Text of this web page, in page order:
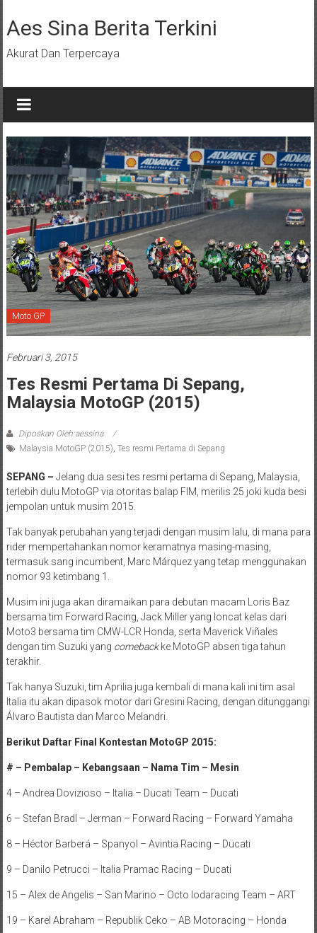
ke
konten
Aes Sina Berita Terkini
Akurat Dan Terpercaya
Moto GP
Februari 3, 2015
Tes Resmi Pertama Di Sepang,
Malaysia MotoGP (2015)
Diposkan Oleh:aessina
Malaysia MotoGP (2015), Tes resmi Pertama di Sepang
SEPANG – Jelang dua sesi tes resmi pertama di Sepang, Malaysia,
terlebih dulu MotoGP via otoritas balap FIM, merilis 25 joki kuda besi
jempolan untuk musim 2015.
Tak banyak perubahan yang terjadi dengan musim lalu, di mana para
rider mempertahankan nomor keramatnya masing-masing,
termasuk sang incumbent, Marc Márquez yang tetap menggunakan
nomor 93 ketimbang 1.
Musim ini juga akan diramaikan para debutan macam Loris Baz
bersama tim Forward Racing, Jack Miller yang loncat kelas dari
Moto3 bersama tim CMW-LCR Honda, serta Maverick Viñales
dengan tim Suzuki yang comebackke MotoGP absen tiga tahun
terakhir.
Tak hanya Suzuki, tim Aprilia juga kembali di mana kali ini tim asal
Italia itu akan dipasok motor dari Gresini Racing, dengan ditunggangi
Álvaro Bautista dan Marco Melandri.
Berikut Daftar Final Kontestan MotoGP 2015:
# – Pembalap – Kebangsaan – Nama Tim – Mesin
4 – Andrea Dovizioso – Italia – Ducati Team – Ducati
6 – Stefan Bradl – Jerman – Forward Racing – Forward Yamaha
8 – Héctor Barberá – Spanyol – Avintia Racing – Ducati
9 – Danilo Petrucci – Italia Pramac Racing – Ducati
15 – Alex de Angelis – San Marino – Octo Iodaracing Team – ART
19 – Karel Abraham – Republik Ceko – AB Motoracing – Honda